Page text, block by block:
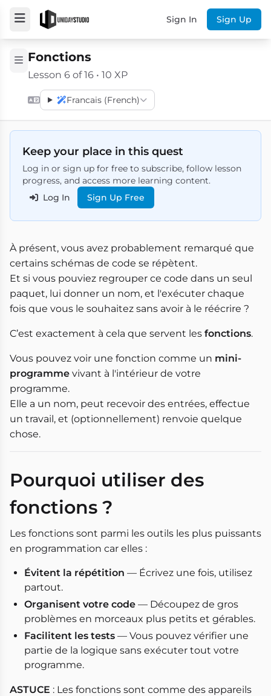
Sign In Sign Up
Fonctions
Lesson 6 of 16 • 10 XP
Francais (French)
Keep your place in this quest
Log in or sign up for free to subscribe, follow lesson
progress, and access more learning content.
Log In
Sign Up Free
À présent, vous avez probablement remarqué que
certains schémas de code se répètent.
Et si vous pouviez regrouper ce code dans un seul
paquet, lui donner un nom, et l'exécuter chaque
fois que vous le souhaitez sans avoir à le réécrire ?
C’est exactement à cela que servent les fonctions.
Vous pouvez voir une fonction comme un mini-
programme vivant à l'intérieur de votre
programme.
Elle a un nom, peut recevoir des entrées, effectue
un travail, et (optionnellement) renvoie quelque
chose.
Pourquoi utiliser des
fonctions ?
Les fonctions sont parmi les outils les plus puissants
en programmation car elles :
Évitent la répétition — Écrivez une fois, utilisez
partout.
Organisent votre code — Découpez de gros
problèmes en morceaux plus petits et gérables.
Facilitent les tests — Vous pouvez vérifier une
partie de la logique sans exécuter tout votre
programme.
ASTUCE : Les fonctions sont comme des appareils